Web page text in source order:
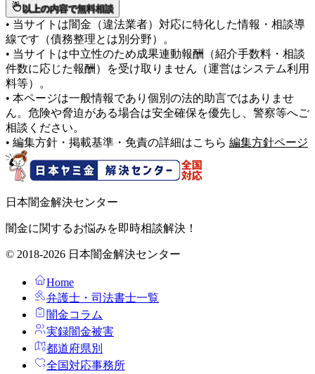
以上の内容で無料相談
• 当サイトは闇金（違法業者）対応に特化した情報・相談導
線です（債務整理とは別分野）。
• 当サイトは中立性のため成果連動報酬（紹介手数料・相談
件数に応じた報酬）を受け取りません（運営はシステム利用
料等）。
• 本ページは一般情報であり個別の法的助言ではありませ
ん。危険や脅迫がある場合は安全確保を優先し、警察等へご
相談ください。
• 編集方針・掲載基準・免責の詳細はこちら 編集方針ページ
日本闇金解決センター
闇金に関するお悩みを即時相談解決！
© 2018-2026 日本闇金解決センター
Home
弁護士・司法書士一覧
闇金コラム
実録闇金被害
都道府県別
全国対応事務所